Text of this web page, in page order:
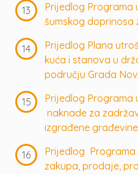
Prijedlog Programa
šumskog doprinosa
Prijedlog Plana
kuća i stanova u
području Grada
Prijedlog Programa
naknade za
izgrađene
Prijedlog
zakupa, prodaje,